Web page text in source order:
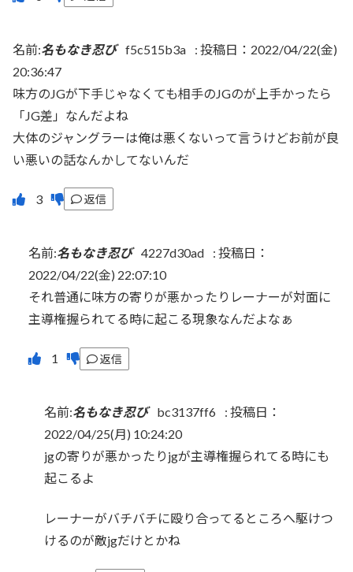
名前:名もなき忍び f5c515b3a : 投稿日：2022/04/22(金)
20:36:47
味方のJGが下手じゃなくても相手のJGのが上手かったら
「JG差」なんだよね
大体のジャングラーは俺は悪くないって言うけどお前が良
い悪いの話なんかしてないんだ
返信
名前:名もなき忍び 4227d30ad : 投稿日：
2022/04/22(金) 22:07:10
それ普通に味方の寄りが悪かったりレーナーが対面に
主導権握られてる時に起こる現象なんだよなぁ
返信
名前:名もなき忍び bc3137ff6 : 投稿日：
2022/04/25(月) 10:24:20
jgの寄りが悪かったりjgが主導権握られてる時にも
起こるよ
レーナーがバチバチに殴り合ってるところへ駆けつ
けるのが敵jgだけとかね